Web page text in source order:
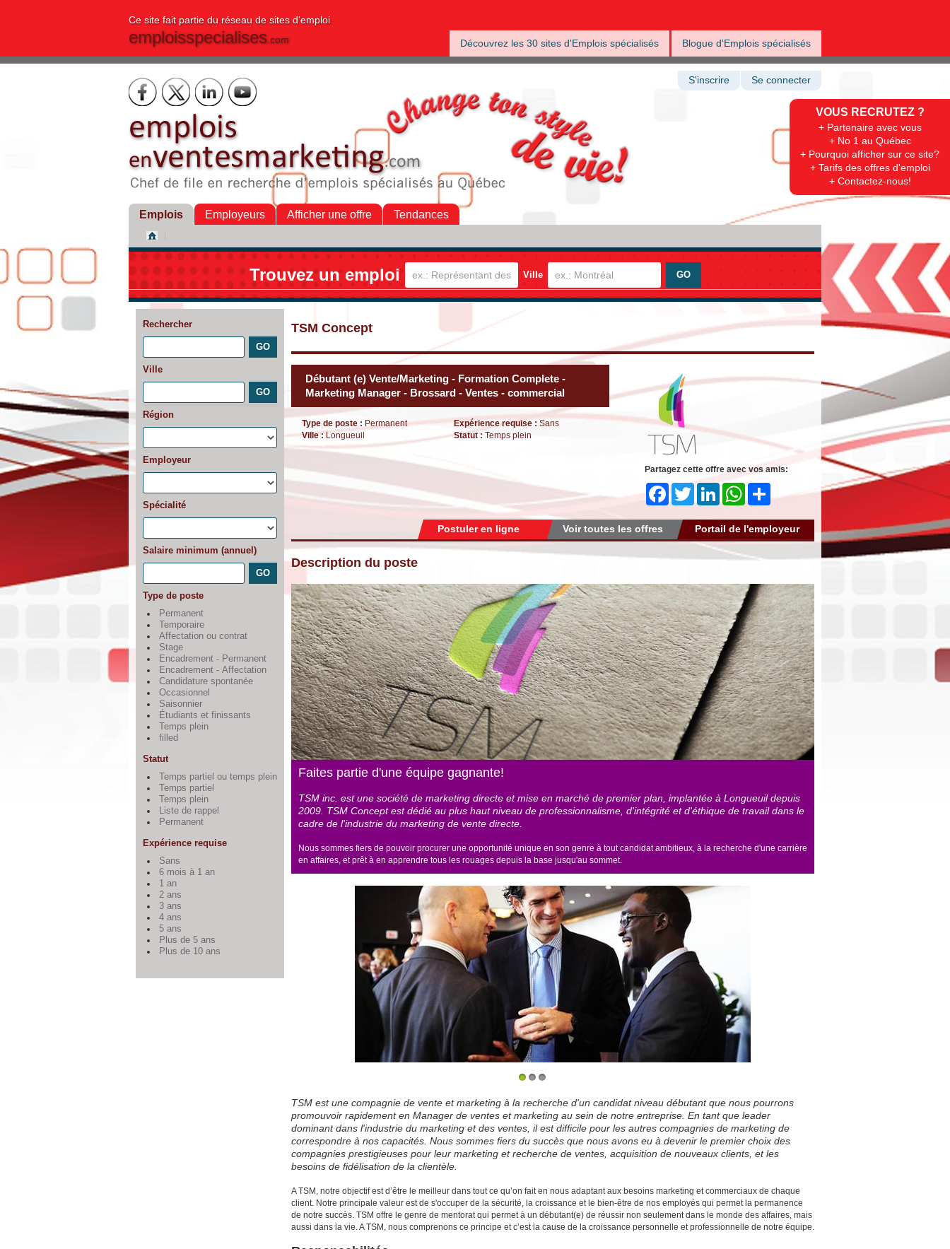
Ce site fait partie du réseau de sites d'emploi
emploisspecialises.com Découvrez les 30 sites d'Emplois spécialisés Blogue d'Emplois spécialisés
VOUS RECRUTEZ ?
+ Partenaire avec vous
+ No 1 au Québec
+ Pourquoi afficher sur ce site?
+ Tarifs des offres d'emploi
+ Contactez-nous!
S'inscrire Se connecter
Emplois Employeurs Afficher une offre Tendances
Trouvez un emploi Ville
Rechercher
Ville
Région
Employeur
Spécialité
Salaire minimum (annuel)
Type de poste
Permanent
Temporaire
Affectation ou contrat
Stage
Encadrement - Permanent
Encadrement - Affectation
Candidature spontanée
Occasionnel
Saisonnier
Étudiants et finissants
Temps plein
filled
Statut
Temps partiel ou temps plein
Temps partiel
Temps plein
Liste de rappel
Permanent
Expérience requise
Sans
6 mois à 1 an
1 an
2 ans
3 ans
4 ans
5 ans
Plus de 5 ans
Plus de 10 ans
TSM Concept
Débutant (e) Vente/Marketing - Formation Complete -
Marketing Manager - Brossard - Ventes - commercial
Type de poste : Permanent
Ville :Longueuil
Expérience requise : Sans
Statut : Temps plein
Partagez cette offre avec vos amis:
FacebookTwitter LinkedIn WhatsApp
Portail de l'employeur
Voir toutes les offres
Postuler en ligne
Description du poste
Faites partie d'une équipe gagnante!
TSM inc. est une société de marketing directe et mise en marché de premier plan, implantée à Longueuil depuis
2009. TSM Concept est dédié au plus haut niveau de professionnalisme, d'intégrité et d'éthique de travail dans le
cadre de l'industrie du marketing de vente directe.
Nous sommes fiers de pouvoir procurer une opportunité unique en son genre à tout candidat ambitieux, à la recherche d'une carrière
en affaires, et prêt à en apprendre tous les rouages depuis la base jusqu'au sommet.
TSM est une compagnie de vente et marketing à la recherche d'un candidat niveau débutant que nous pourrons
promouvoir rapidement en Manager de ventes et marketing au sein de notre entreprise. En tant que leader
dominant dans l'industrie du marketing et des ventes, il est difficile pour les autres compagnies de marketing de
correspondre à nos capacités. Nous sommes fiers du succès que nous avons eu à devenir le premier choix des
compagnies prestigieuses pour leur marketing et recherche de ventes, acquisition de nouveaux clients, et les
besoins de fidélisation de la clientèle.
A TSM, notre objectif est d’être le meilleur dans tout ce qu’on fait en nous adaptant aux besoins marketing et commerciaux de chaque
client. Notre principale valeur est de s'occuper de la sécurité, la croissance et le bien-être de nos employés qui permet la permanence
de notre succès. TSM offre le genre de mentorat qui permet à un débutant(e) de réussir non seulement dans le monde des affaires, mais
aussi dans la vie. A TSM, nous comprenons ce principe et c’est la cause de la croissance personnelle et professionnelle de notre équipe.